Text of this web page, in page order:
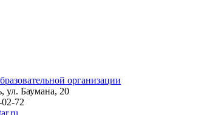
организации
ул. Баумана, 20
72